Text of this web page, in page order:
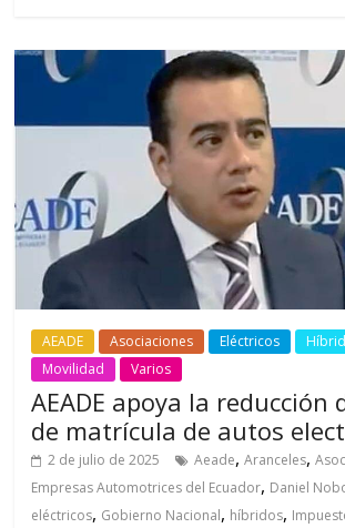
AEADE Asociaciones Eléctricos
Movilidad
Varios
AEADE apoya la reducción
de matrícula de autos
2 de julio de 2025 Aeade,Aranceles,
Empresas Automotrices del Ecuador, Daniel
eléctricos, Gobierno Nacional, híbridos,